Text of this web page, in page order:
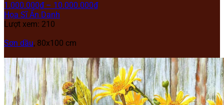
1.000.000₫ – 10.000.000₫
Họa Sĩ Ẩn Danh
Lượt xem: 210
Sơn dầu, 80x100 cm